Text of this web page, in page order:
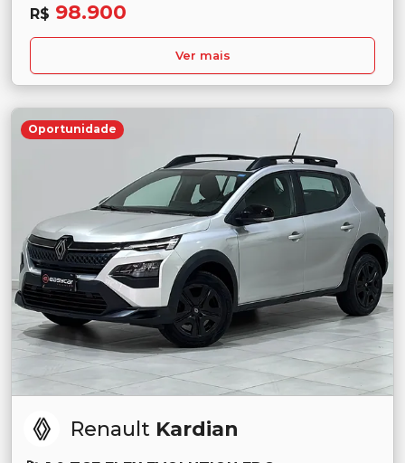
R$ 98.900
Ver mais
Oportunidade
Renault Kardian